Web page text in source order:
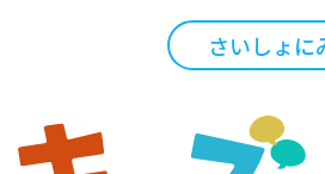
さいしょに